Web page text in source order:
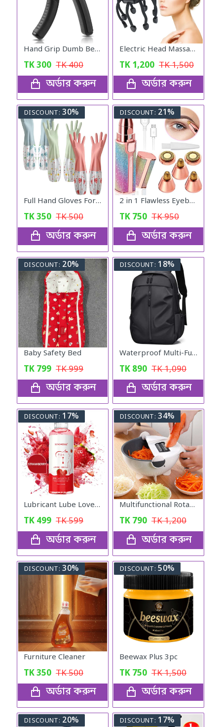
Hand Grip Dumb Bells
TK300 TK400
অর্ডার করুন
Electric Head Massager
TK 1,200 TK1,500
অর্ডার করুন
DISCOUNT: 30%
Full Hand Gloves For The Kitchen
TK350 TK500
অর্ডার করুন
DISCOUNT: 21%
2 in 1 Flawless Eyebrow Hair Remover Stylish & Fashionable Rechargeable Facial Hair Trimmer for Women Painless
TK 750 TK950
অর্ডার করুন
DISCOUNT: 20%
Baby Safety Bed
TK 799 TK999
অর্ডার করুন
DISCOUNT: 18%
Waterproof Multi-Functional Laptop Backpack
TK 890 TK1,090
অর্ডার করুন
DISCOUNT: 17%
Lubricant Lube Love -Stroberry Gel
TK 499 TK599
অর্ডার করুন
DISCOUNT: 34%
Multifunctional Rotate Vegetable Slicer with Basket
TK 790 TK1,200
অর্ডার করুন
DISCOUNT: 30%
Furniture Cleaner
TK350 TK500
অর্ডার করুন
DISCOUNT: 50%
Beewax Plus 3pc
TK 750 TK1,500
অর্ডার করুন
DISCOUNT: 20% DISCOUNT: 17%